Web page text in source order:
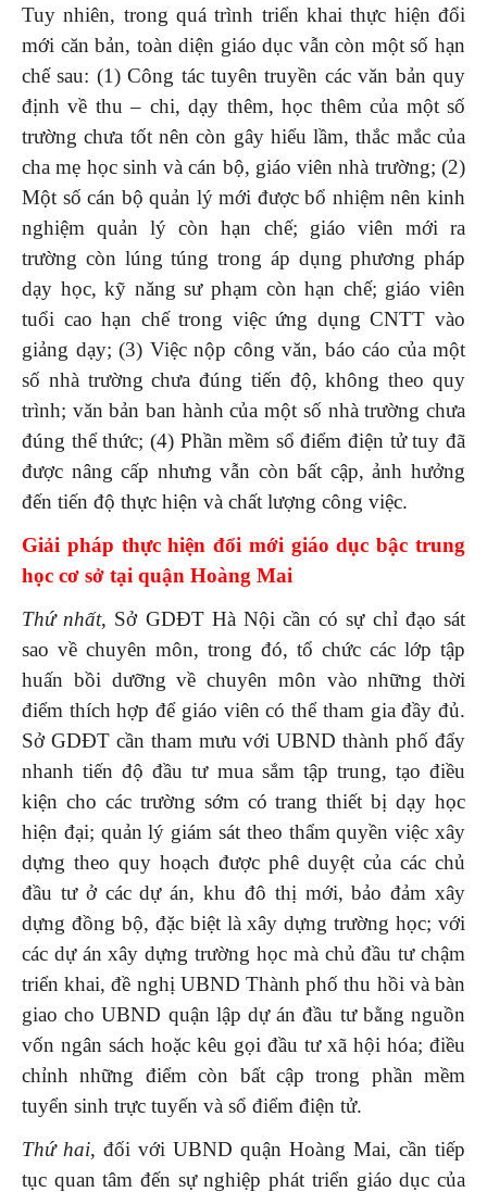
Tuy nhiên, trong quá trình triển khai thực hiện đổi
mới căn bản, toàn diện giáo dục vẫn còn một số hạn
chế sau: (1) Công tác tuyên truyền các văn bản quy
định về thu – chi, dạy thêm, học thêm của một số
trường chưa tốt nên còn gây hiểu lầm, thắc mắc của
cha mẹ học sinh và cán bộ, giáo viên nhà trường; (2)
Một số cán bộ quản lý mới được bổ nhiệm nên kinh
nghiệm quản lý còn hạn chế; giáo viên mới ra
trường còn lúng túng trong áp dụng phương pháp
dạy học, kỹ năng sư phạm còn hạn chế; giáo viên
tuổi cao hạn chế trong việc ứng dụng CNTT vào
giảng dạy; (3) Việc nộp công văn, báo cáo của một
số nhà trường chưa đúng tiến độ, không theo quy
trình; văn bản ban hành của một số nhà trường chưa
đúng thể thức; (4) Phần mềm sổ điểm điện tử tuy đã
được nâng cấp nhưng vẫn còn bất cập, ảnh hưởng
đến tiến độ thực hiện và chất lượng công việc.
Giải pháp thực hiện đổi mới giáo dục bậc trung
học cơ sở tại quận Hoàng Mai
Thứ nhất, Sở GDĐT Hà Nội cần có sự chỉ đạo sát
sao về chuyên môn, trong đó, tổ chức các lớp tập
huấn bồi dưỡng về chuyên môn vào những thời
điểm thích hợp để giáo viên có thể tham gia đầy đủ.
Sở GDĐT cần tham mưu với UBND thành phố đẩy
nhanh tiến độ đầu tư mua sắm tập trung, tạo điều
kiện cho các trường sớm có trang thiết bị dạy học
hiện đại; quản lý giám sát theo thẩm quyền việc xây
dựng theo quy hoạch được phê duyệt của các chủ
đầu tư ở các dự án, khu đô thị mới, bảo đảm xây
dựng đồng bộ, đặc biệt là xây dựng trường học; với
các dự án xây dựng trường học mà chủ đầu tư chậm
triển khai, đề nghị UBND Thành phố thu hồi và bàn
giao cho UBND quận lập dự án đầu tư bằng nguồn
vốn ngân sách hoặc kêu gọi đầu tư xã hội hóa; điều
chỉnh những điểm còn bất cập trong phần mềm
tuyển sinh trực tuyến và sổ điểm điện tử.
Thứ hai, đối với UBND quận Hoàng Mai, cần tiếp
tục quan tâm đến sự nghiệp phát triển giáo dục của